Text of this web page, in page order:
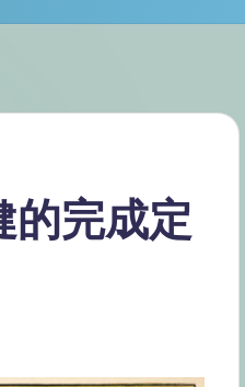
完成定